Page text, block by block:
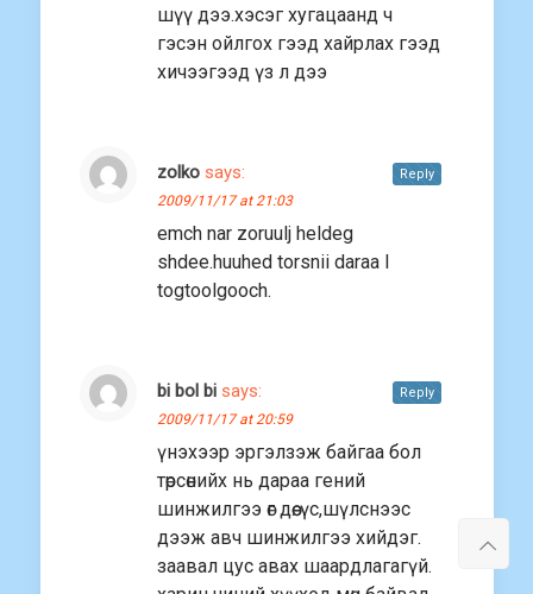
шүү дээ.хэсэг хугацаанд ч
гэсэн ойлгох гээд хайрлах гээд
хичээгээд үз л дээ
zolko says:
2009/11/17 at 21:03
emch nar zoruulj heldeg
shdee.huuhed torsnii daraa l
togtoolgooch.
Reply
bi bol bi says:
2009/11/17 at 20:59
үнэхээр эргэлзэж байгаа бол
төрсөнийх нь дараа гений
шинжилгээ өг дөө. үс,шүлснээс
дээж авч шинжилгээ хийдэг.
заавал цус авах шаардлагагүй.
Reply